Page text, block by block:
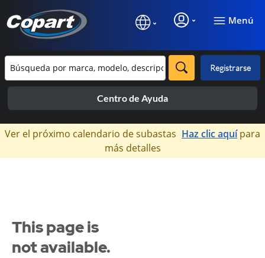
Menú
Registrarse
Centro de Ayuda
×
Ver el próximo calendario de subastas Haz clic aquípara
más detalles
This page is
not available.